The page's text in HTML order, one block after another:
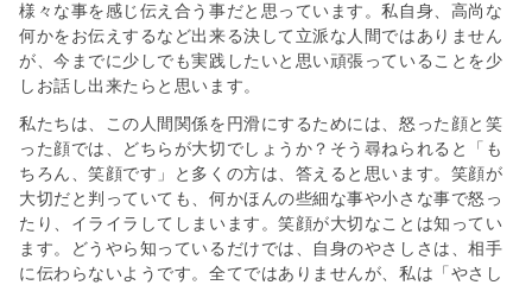
様々な事を感じ伝え合う事だと思っています。私自身、高尚な
何かをお伝えするなど出来る決して立派な人間ではありません
が、今までに少しでも実践したいと思い頑張っていることを少
しお話し出来たらと思います。
私たちは、この人間関係を円滑にするためには、怒った顔と笑
った顔では、どちらが大切でしょうか？そう尋ねられると「も
ちろん、笑顔です」と多くの方は、答えると思います。笑顔が
大切だと判っていても、何かほんの些細な事や小さな事で怒っ
たり、イライラしてしまいます。笑顔が大切なことは知ってい
ます。どうやら知っているだけでは、自身のやさしさは、相手
に伝わらないようです。全てではありませんが、私は「やさし